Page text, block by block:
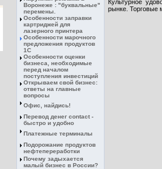
Воронеже : "буквальные"
перемены.
Особенности заправки
картриджей для
лазерного принтера
Особенности марочного
предложения продуктов
1С
Особенности оценки
бизнеса, необходимые
перед началом
поступления инвестиций
Открываем свой бизнес:
ответы на главные
вопросы
Офис, найдись!
Перевод денег contact -
быстро и удобно
Платежные терминалы
Подорожание продуктов
нефтепереработки
Почему задыхается
малый бизнес в России?
Культурное
рынке. Торговые